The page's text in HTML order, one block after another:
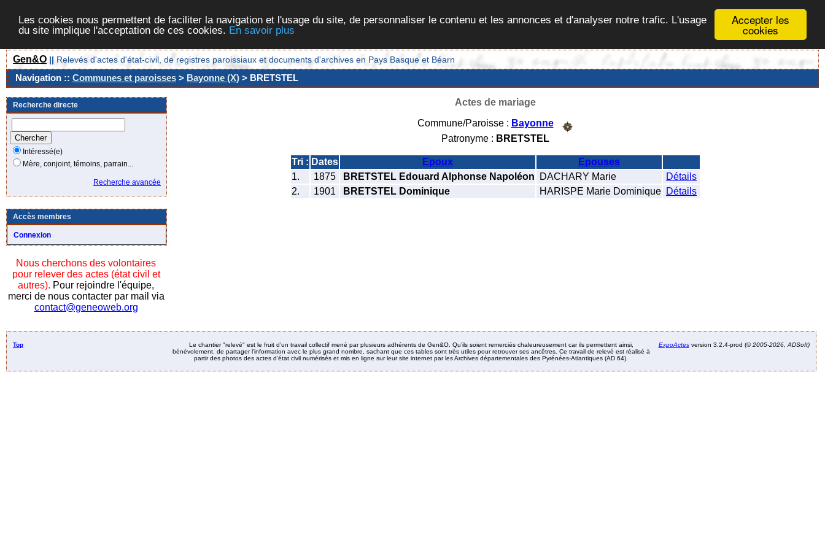
Accepter les
cookies
Les cookies nous permettent de faciliter la navigation et l'usage du site, de personnaliser le contenu et les annonces et d'analyser notre trafic. L'usage
du site implique l'acceptation de ces cookies. En savoir plus
Gen&O || Relevés d'actes d'état-civil, de registres paroissiaux et documents d'archives en Pays Basque et Béarn
Navigation :: Communes et paroisses > Bayonne (X) > BRETSTEL
Recherche directe
Intéressé(e)
Mère, conjoint, témoins, parrain...
Recherche avancée
Accès membres
Connexion
Nous cherchons des volontaires
pour relever des actes (état civil et
autres). Pour rejoindre l'équipe,
merci de nous contacter par mail via
contact@geneoweb.org
Actes de mariage
Commune/Paroisse : Bayonne
Patronyme : BRETSTEL
Tri : Dates Epoux
Epouses
1.
1875 BRETSTEL Edouard Alphonse Napoléon DACHARY Marie
Détails
2.
1901 BRETSTEL Dominique HARISPE Marie Dominique Détails
Top
Le chantier "relevé" est le fruit d’un travail collectif mené par plusieurs adhérents de Gen&O. Qu’ils soient remerciés chaleureusement car ils permettent ainsi,
bénévolement, de partager l’information avec le plus grand nombre, sachant que ces tables sont très utiles pour retrouver ses ancêtres. Ce travail de relevé est réalisé à
partir des photos des actes d’état civil numérisés et mis en ligne sur leur site internet par les Archives départementales des Pyrénées-Atlantiques (AD 64).
ExpoActesversion 3.2.4-prod (©2005-2026, ADSoft)